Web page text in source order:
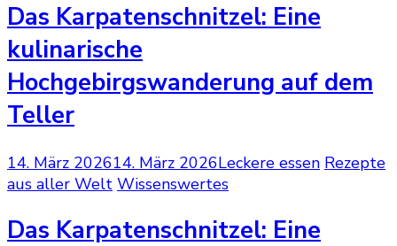
Das Karpatenschnitzel: Eine
kulinarische
Hochgebirgswanderung auf dem
Teller
14. März 202614. März 2026Leckere essen Rezepte
aus aller Welt Wissenswertes
Das Karpatenschnitzel: Eine